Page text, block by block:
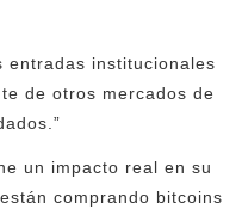
entradas institucionales
de otros mercados de
un impacto real en su
comprando bitcoins